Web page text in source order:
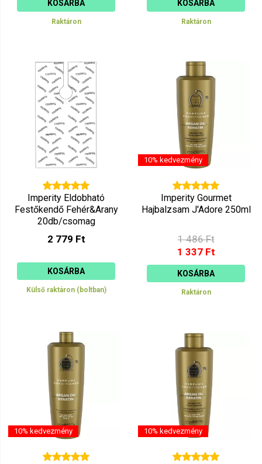
KOSÁRBA
Raktáron
KOSÁRBA
Raktáron
Imperity Eldobható
Festőkendő Fehér&Arany
20db/csomag
2 779 Ft
KOSÁRBA
Külső raktáron (boltban)
10% kedvezmény
Imperity Gourmet
Hajbalzsam J'Adore 250ml
1 486 Ft
1 337 Ft
KOSÁRBA
Raktáron
10% kedvezmény 10% kedvezmény